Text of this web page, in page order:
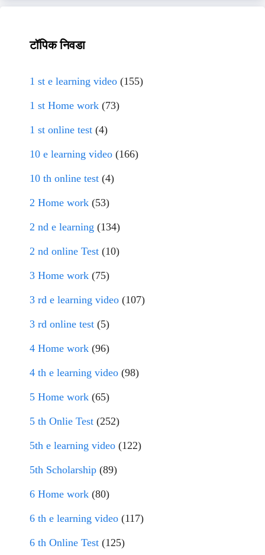
टॉपिक निवडा
1 st e learning video (155)
1 st Home work (73)
1 st online test (4)
10 e learning video (166)
10 th online test (4)
2 Home work (53)
2 nd e learning (134)
2 nd online Test (10)
3 Home work (75)
3 rd e learning video (107)
3 rd online test (5)
4 Home work (96)
4 th e learning video (98)
5 Home work (65)
5 th Onlie Test (252)
5th e learning video (122)
5th Scholarship (89)
6 Home work (80)
6 th e learning video (117)
6 th Online Test (125)